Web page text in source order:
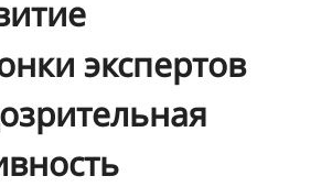
экспертов